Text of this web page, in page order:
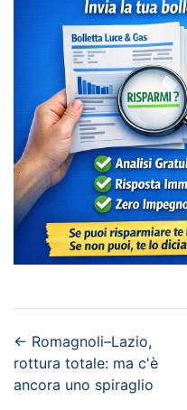
← Romagnoli–Lazio,
rottura totale: ma c'è
ancora uno spiraglio